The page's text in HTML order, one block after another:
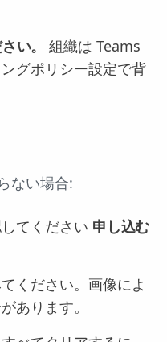
い。
組織は Teams
グポリシー設定で背
ない場合:
てください 申し込む
ください。画像によ
あります。